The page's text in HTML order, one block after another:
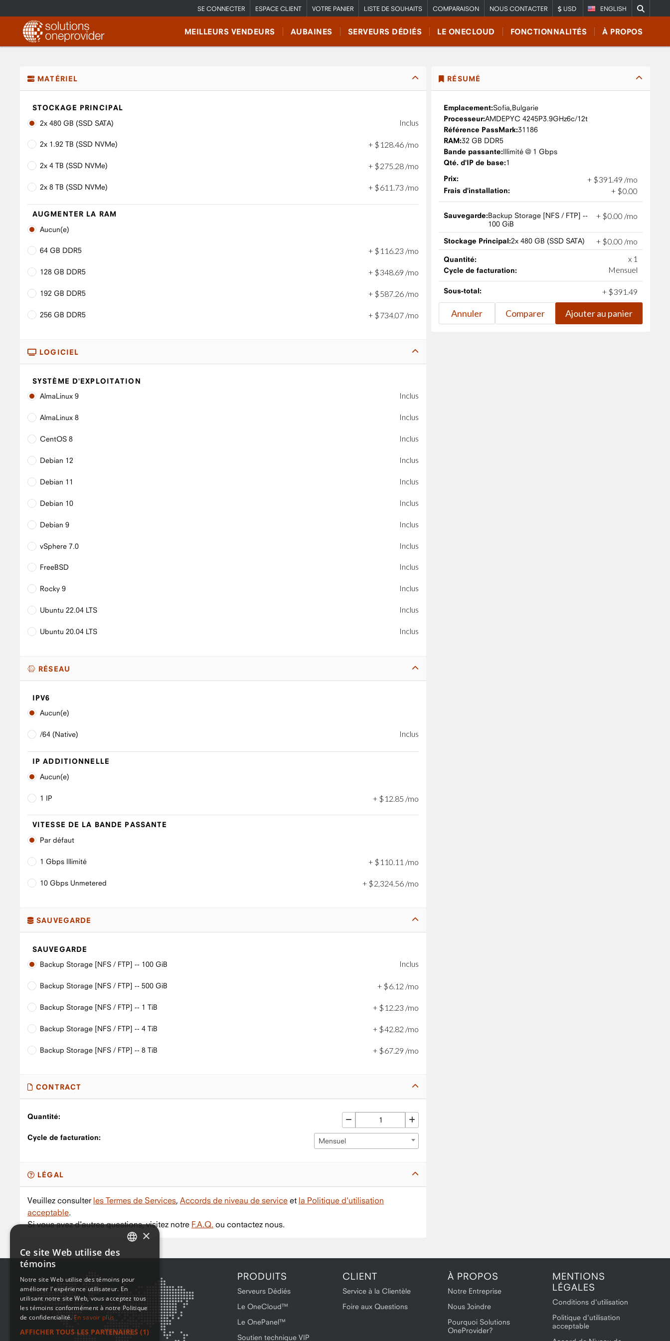
ENGLISH
SE CONNECTER ESPACE CLIENT VOTRE PANIER LISTE DE SOUHAITS COMPARAISON NOUS CONTACTER USD
MEILLEURS VENDEURS AUBAINES SERVEURS DÉDIÉS LE ONECLOUD FONCTIONNALITÉS À PROPOS
MATÉRIEL
STOCKAGE PRINCIPAL
2x 480 GB (SSD SATA)
Inclus
2x 1.92 TB (SSD NVMe) + $ 128.46 /mo
2x 4 TB (SSD NVMe) + $275.28 /mo
2x 8 TB (SSD NVMe) + $611 .73 /mo
AUGMENTER LA RAM
Aucun(e)
64 GB DDR5 + $ 116.23 /mo
128 GB DDR5 + $348.69 /mo
192 GB DDR5 + $587.26 /mo
256 GB DDR5 + $734.07 /mo
LOGICIEL
SYSTÈME D'EXPLOITATION
AlmaLinux 9
Inclus
AlmaLinux 8 Inclus
CentOS 8 Inclus
Debian 12 Inclus
Debian 11 Inclus
Debian 10 Inclus
Debian 9 Inclus
vSphere 7.0 Inclus
FreeBSD Inclus
Rocky 9 Inclus
Ubuntu 22.04 LTS Inclus
Ubuntu 20.04 LTS Inclus
RÉSEAU
IPV6
Aucun(e)
/64 (Native) Inclus
IP ADDITIONNELLE
Aucun(e)
1 IP + $ 12 85 /mo
VITESSE DE LA BANDE PASSANTE
Par défaut
1 Gbps Illimité + $ 110 11 /mo
10 Gbps Unmetered + $2,324 56 /mo
SAUVEGARDE
SAUVEGARDE
Backup Storage [NFS / FTP] -- 100 GiB
Inclus
Backup Storage [NFS / FTP] -- 500 GiB + $6.12 /mo
Backup Storage [NFS / FTP] -- 1 TiB + $ 12 23 /mo
Backup Storage [NFS / FTP] -- 4 TiB + $42 82 /mo
Backup Storage [NFS / FTP] -- 8 TiB + $67 29 /mo
CONTRACT
Quantité:
Cycle de facturation: Mensuel
LÉGAL
Veuillez consulter les Termes de Services, Accords de niveau de service et la Politique d'utilisation
acceptable.
Si vous avez d'autres questions, visitez notre F.A.Q. ou contactez nous.
RÉSUMÉ
Emplacement:Sofia,Bulgarie
Processeur:AMDEPYC 4245P3.9GHz6c/12t
Référence PassMark:31186
RAM:32 GB DDR5
Bande passante:Illimité @ 1 Gbps
Qté. d'IP de base:1
Prix:
+ $391 49 /mo
Frais d'installation: + $0.00
Sauvegarde:Backup Storage [NFS / FTP] --
100 GiB
+ $0.00 /mo
Stockage Principal:2x 480 GB (SSD SATA) + $0.00 /mo
Quantité: x 1
Cycle de facturation: Mensuel
Sous-total: + $391 .49
PRODUITS
Serveurs Dédiés
Le OneCloud™
Le OnePanel™
Soutien technique VIP
CLIENT
Service à la Clientèle
Foire aux Questions
À PROPOS
Notre Entreprise
Nous Joindre
Pourquoi Solutions
OneProvider?
MENTIONS
LÉGALES
Conditions d'utilisation
Politique d'utilisation
acceptable
×
Ce site Web utilise des
témoins
Notre site Web utilise des témoins pour
améliorer l'expérience utilisateur. En
utilisant notre site Web, vous acceptez tous
les témoins conformément à notre Politique
de confidentialité. En savoir plus
AFFICHER TOUS LES PARTENAIRES (1)